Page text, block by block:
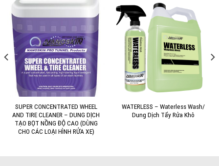
SUPER CONCENTRATED WHEEL
AND TIRE CLEANER – DUNG DỊCH
TẠO BỌT NỒNG ĐỘ CAO (DÙNG
CHO CÁC LOẠI HÌNH RỬA XE)
WATERLESS – Waterless Wash/
Dung Dịch Tẩy Rửa Khô